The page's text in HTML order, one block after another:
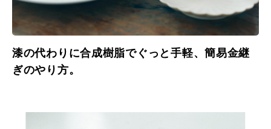
漆の代わりに合成樹脂でぐっと手軽、簡易金継
ぎのやり方。